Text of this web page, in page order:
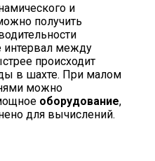
и
получить
между
происходит
в шахте. При малом
можно
оборудование,
для вычислений.